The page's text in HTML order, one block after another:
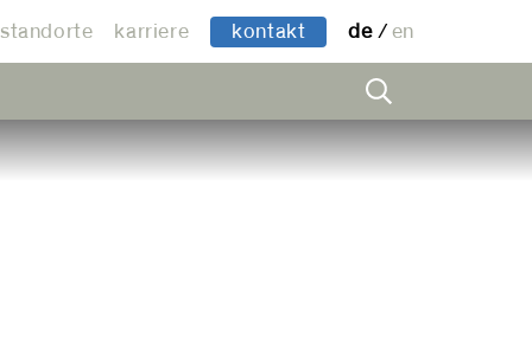
standorte karriere kontakt de en